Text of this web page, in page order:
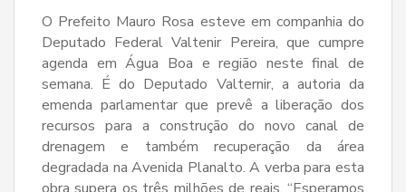
O Prefeito Mauro Rosa esteve em companhia do
Deputado Federal Valtenir Pereira, que cumpre
agenda em Água Boa e região neste final de
semana. É do Deputado Valternir, a autoria da
emenda parlamentar que prevê a liberação dos
recursos para a construção do novo canal de
drenagem e também recuperação da área
degradada na Avenida Planalto. A verba para esta